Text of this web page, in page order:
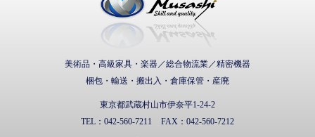
美術品・高級家具・楽器／総合物流業／精密機器
梱包・輸送・搬出入・倉庫保管・産廃
東京都武蔵村山市伊奈平1-24-2
TEL： 042-560-7211 FAX： 042-560-7212